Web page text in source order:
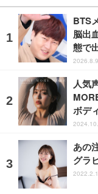
BTS
脳出
態で
人気
ボデ
あの
グラ